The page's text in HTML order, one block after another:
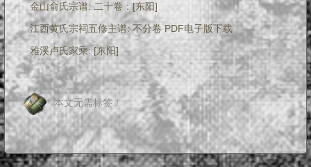
金山俞氏宗谱: 二十卷：[东阳]
江西黄氏宗祠五修主谱: 不分卷 PDF电子版下载
雅溪卢氏家乘: [东阳]
本文无需标签！